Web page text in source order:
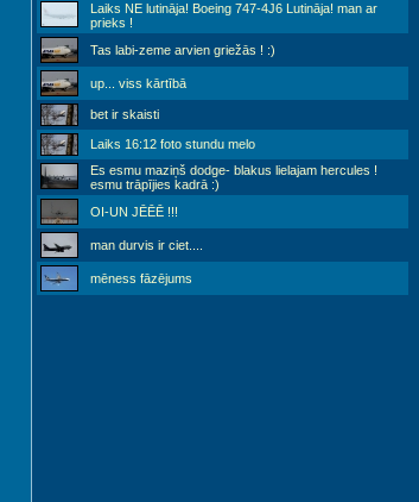
Laiks NE lutināja! Boeing 747-4J6 Lutināja! man ar
prieks !
Tas labi-zeme arvien griežās ! :)
up... viss kārtībā
bet ir skaisti
Laiks 16:12 foto stundu melo
Es esmu maziņš dodge- blakus lielajam hercules !
esmu trāpījies kadrā :)
OI-UN JĒĒĒ !!!
man durvis ir ciet....
mēness fāzējums